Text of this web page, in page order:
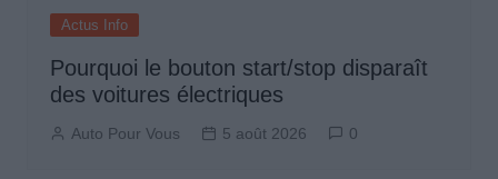
Actus Info
Pourquoi le bouton start/stop disparaît
des voitures électriques
Auto Pour Vous 5 août 2026 0